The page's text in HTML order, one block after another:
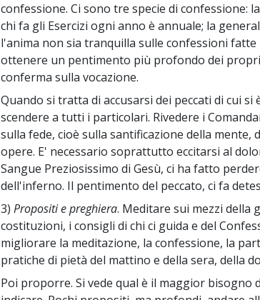
confessione. Ci sono tre specie di confessione:
chi fa gli Esercizi ogni anno è annuale; la
l'anima non sia tranquilla sulle confessioni
ottenere un pentimento più profondo dei
conferma sulla vocazione.
Quando si tratta di accusarsi dei peccati di cui
scendere a tutti i particolari. Rivedere i
sulla fede, cioè sulla santificazione della mente,
opere. E' necessario soprattutto eccitarsi al
Sangue Preziosissimo di Gesù, ci ha fatto
dell'inferno. Il pentimento del peccato, ci fa
3) Propositi e preghiera. Meditare sui mezzi della
costituzioni, i consigli di chi ci guida e del
migliorare la meditazione, la confessione, la
pratiche di pietà del mattino e della sera, della
Poi proporre. Si vede qual è il maggior